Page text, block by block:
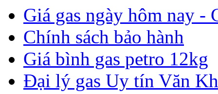
Giá gas ngày hôm nay -
Chính sách bảo hành
Giá bình gas petro 12kg
Đại lý gas Uy tín Văn